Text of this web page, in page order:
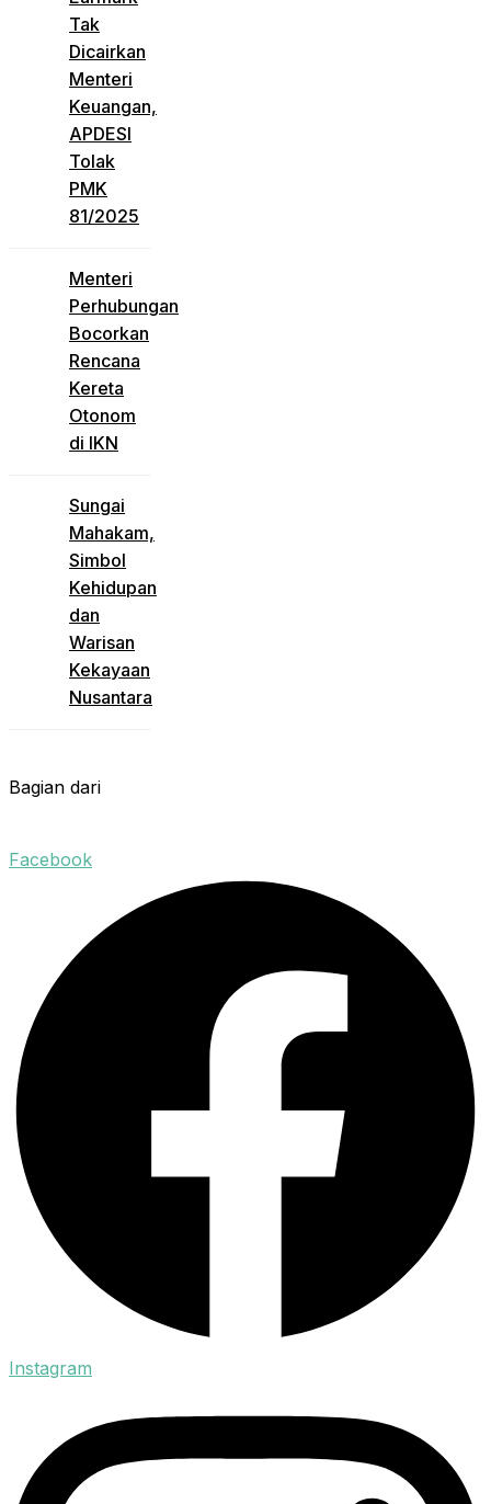
Tak
Dicairkan
Menteri
Keuangan,
APDESI
Tolak
PMK
81/2025
Menteri
Perhubungan
Bocorkan
Rencana
Kereta
Otonom
di IKN
Sungai
Mahakam,
Simbol
Kehidupan
dan
Warisan
Kekayaan
Nusantara
Bagian dari
Facebook
Instagram